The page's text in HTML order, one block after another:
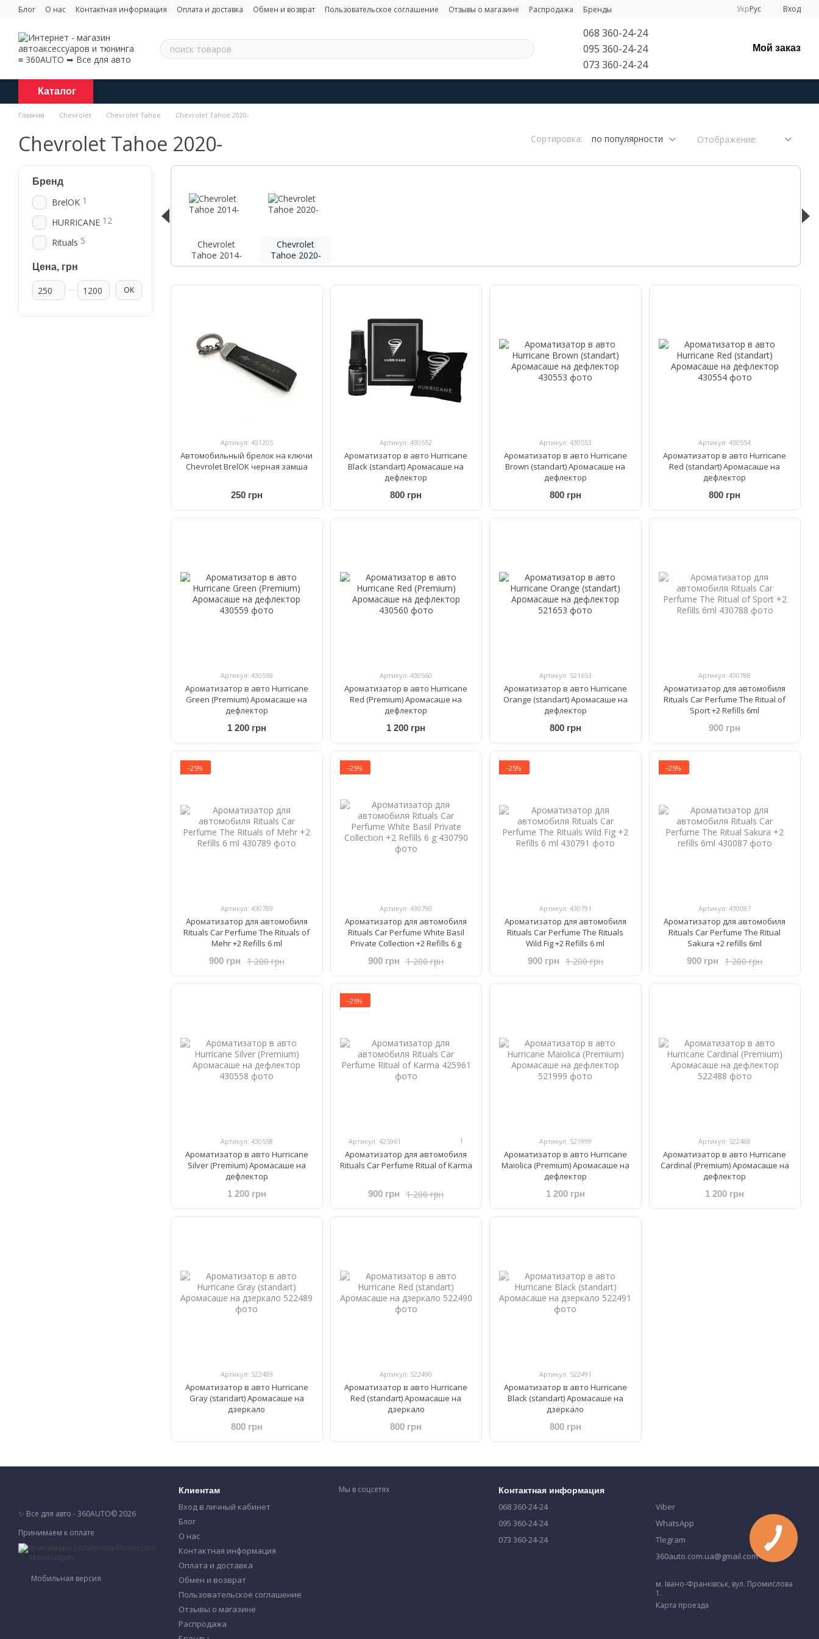
Перейти к основному контенту
Блог О нас Контактная информация Оплата и доставка Обмен и возврат Пользовательское соглашение Отзывы о магазине Распродажа Бренды УкрРус Вход
068 360-24-24
095 360-24-24
073 360-24-24
Мой заказ
Каталог
Главная Chevrolet Chevrolet Tahoe Chevrolet Tahoe 2020-
Chevrolet Tahoe 2020- Сортировка: по популярности Отображение:
Chevrolet
Tahoe 2014-
Chevrolet
Tahoe 2020-
Артикул: 431205
Автомобильный брелок на ключи
Chevrolet BrelOK черная замша
250 грн
Артикул: 430552
Ароматизатор в авто Hurricane
Black (standart) Аромасаше на
дефлектор
800 грн
Артикул: 430553
Ароматизатор в авто Hurricane
Brown (standart) Аромасаше на
дефлектор
800 грн
Артикул: 430554
Ароматизатор в авто Hurricane
Red (standart) Аромасаше на
дефлектор
800 грн
Артикул: 430559
Ароматизатор в авто Hurricane
Green (Premium) Аромасаше на
дефлектор
1 200 грн
Артикул: 430560
Ароматизатор в авто Hurricane
Red (Premium) Аромасаше на
дефлектор
1 200 грн
Артикул: 521653
Ароматизатор в авто Hurricane
Orange (standart) Аромасаше на
дефлектор
800 грн
Артикул: 430788
Ароматизатор для автомобиля
Rituals Car Perfume The Ritual of
Sport +2 Refills 6ml
900 грн
−25%
Артикул: 430789
Ароматизатор для автомобиля
Rituals ​Car Perfume The Rituals of
Mehr +2 Refills 6 ml
1 200 грн
900 грн
−25%
Артикул: 430790
Ароматизатор для автомобиля
Rituals ​Car Perfume ​White Basil
Private Collection +2 Refills 6 g
1 200 грн
900 грн
−25%
Артикул: 430791
Ароматизатор для автомобиля
Rituals ​Car Perfume The Rituals
Wild Fig +2 Refills 6 ml
1 200 грн
900 грн
−25%
Артикул: 430087
Ароматизатор для автомобиля
Rituals ​Car Perfume The Ritual
Sakura +2 refills 6ml
1 200 грн
900 грн
Артикул: 430558
Ароматизатор в авто Hurricane
Silver (Premium) Аромасаше на
дефлектор
1 200 грн
−25%
Артикул: 425961 1
Ароматизатор для автомобиля
Rituals Car Perfume Ritual of Karma
1 200 грн
900 грн
Артикул: 521999
Ароматизатор в авто Hurricane
Maiolica (Premium) Аромасаше на
дефлектор
1 200 грн
Артикул: 522488
Ароматизатор в авто Hurricane
Cardinal (Premium) Аромасаше на
дефлектор
1 200 грн
Артикул: 522489
Ароматизатор в авто Hurricane
Gray (standart) Аромасаше на
дзеркало
800 грн
Артикул: 522490
Ароматизатор в авто Hurricane
Red (standart) Аромасаше на
дзеркало
800 грн
Артикул: 522491
Ароматизатор в авто Hurricane
Black (standart) Аромасаше на
дзеркало
800 грн
Бренд
BrelOK 1
HURRICANE 12
Rituals 5
Цена, грн
От Цена, грн
До Цена, грн OK
✨ Все для авто - 360AUTO© 2026
Принимаем к оплате
Мобильная версия
Клиентам
Вход в личный кабинет
Блог
О нас
Контактная информация
Оплата и доставка
Обмен и возврат
Пользовательское соглашение
Отзывы о магазине
Распродажа
Мы в соцсетях Контактная информация
068 360-24-24
095 360-24-24
073 360-24-24
Viber
WhatsApp
Tlegram
360auto.com.ua@gmail.com
м. Івано-Франківськ, вул. Промислова
1.
Карта проезда